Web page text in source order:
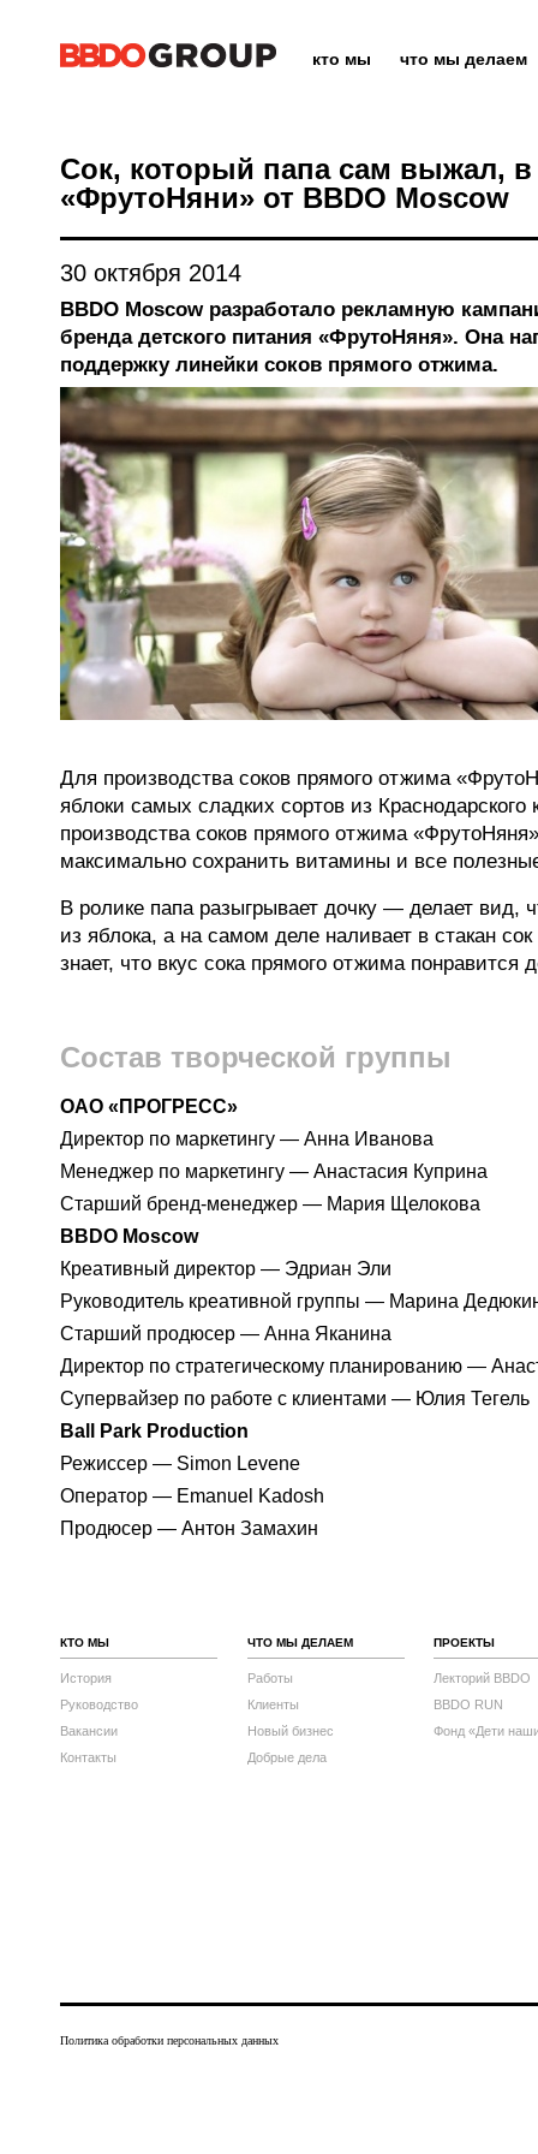
кто мы что мы делаем
Сок, который папа сам выжал,
«ФрутоНяни» от BBDO Moscow
30 октября 2014
BBDO Moscow разработало рекламную
бренда детского питания «ФрутоНяня». Она
поддержку линейки соков прямого отжима.
Для производства соков прямого отжима
яблоки самых сладких сортов из Краснодарского
производства соков прямого отжима
максимально сохранить витамины и все
В ролике папа разыгрывает дочку — делает вид,
из яблока, а на самом деле наливает в стакан
знает, что вкус сока прямого отжима понравится
Состав творческой группы
ОАО «ПРОГРЕСС»
Директор по маркетингу — Анна Иванова
Менеджер по маркетингу — Анастасия Куприна
Старший бренд-менеджер — Мария Щелокова
BBDO Moscow
Креативный директор — Эдриан Эли
Руководитель креативной группы — Марина
Старший продюсер — Анна Яканина
Директор по стратегическому планированию —
Супервайзер по работе с клиентами — Юлия Тегель
Ball Park Production
Режиссер — Simon Levene
Оператор — Emanuel Kadosh
Продюсер — Антон Замахин
КТО МЫ
История
Руководство
Вакансии
Контакты
ЧТО МЫ ДЕЛАЕМ
Работы
Клиенты
Новый бизнес
Добрые дела
ПРОЕКТЫ
Лекторий BBDO
BBDO RUN
Фонд «Дети
Политика обработки персональных данных